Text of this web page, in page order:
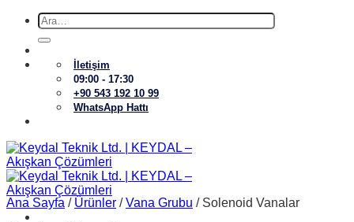
İçeriğeAra:
İletişim
09:00 - 17:30
+90 543 192 10 99
WhatsApp Hattı
Ana Sayfa / Ürünler / Vana Grubu /Solenoid Vanalar